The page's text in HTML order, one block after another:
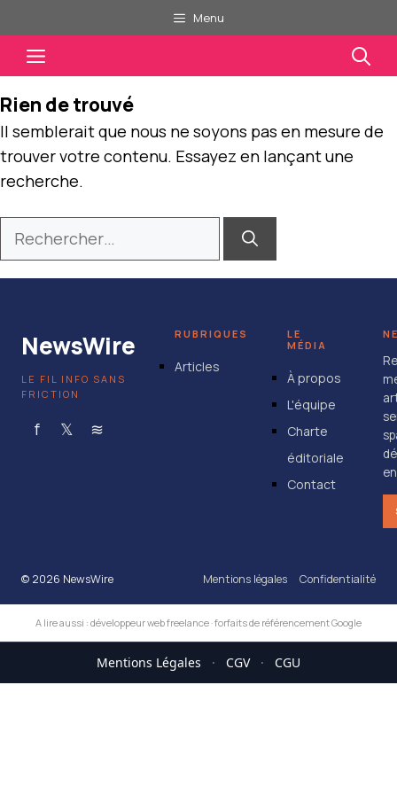
au
contenu
Menu
Menu
Rien de trouvé
Il semblerait que nous ne soyons pas en mesure de
trouver votre contenu. Essayez en lançant une
recherche.
Rechercher :
NewsWire
LE FIL INFO SANS
FRICTION
f 𝕏 ≋
RUBRIQUES
Articles
LE
MÉDIA
À propos
L'équipe
Charte
éditoriale
Contact
© 2026 NewsWire Mentions légales Confidentialité
A lire aussi : développeur web freelance ·forfaits de référencement Google
Mentions Légales · CGV · CGU